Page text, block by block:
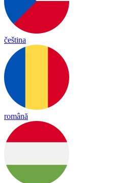
čeština
română